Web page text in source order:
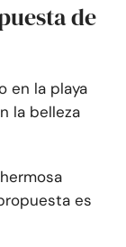
de
en la playa
la belleza
es